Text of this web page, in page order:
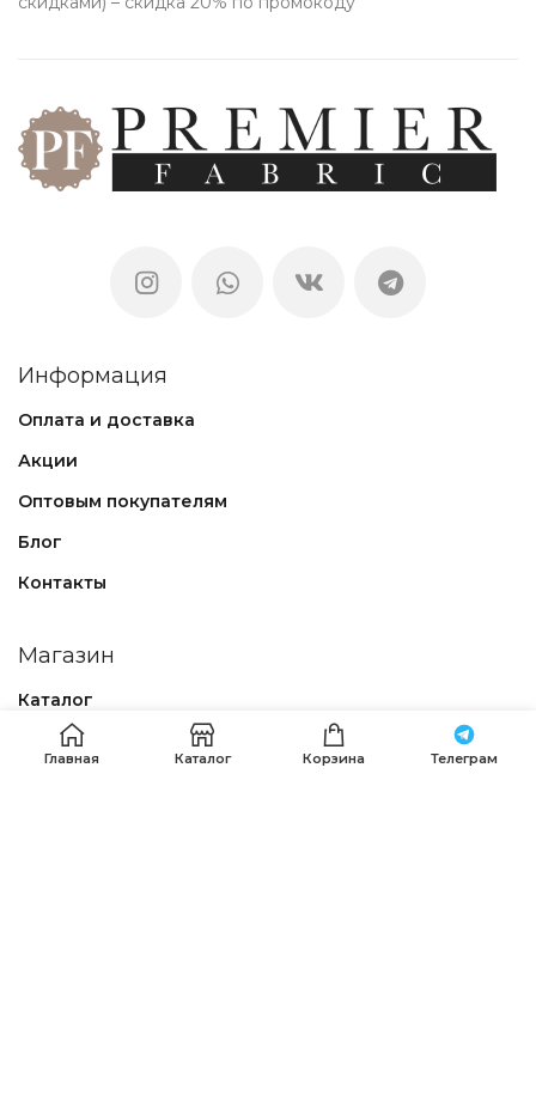
Информация
Оплата и доставка
Акции
Оптовым покупателям
Блог
Контакты
Магазин
Каталог
Политика конфиденциальности
Главная Каталог Корзина Телеграм